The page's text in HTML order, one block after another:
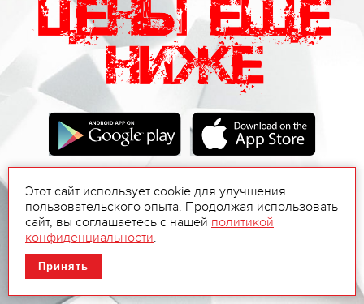
Этот сайт использует cookie для улучшения
пользовательского опыта. Продолжая использовать
сайт, вы соглашаетесь с нашей политикой
конфиденциальности.
Принять